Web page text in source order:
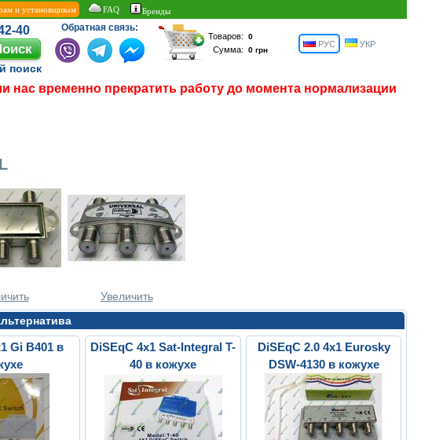
и установщикам FAQ Бренды
40
поиск
Обратная связь:
Товаров:
Сумма:
РУС УКР
нас временно прекратить работу до момента нормализации
Увеличить
Gi B401 в
DiSEqC 4x1 Sat-Integral T-
40 в кожухе
DiSEqC 2.0 4x1 Eurosky
DSW-4130 в кожухе